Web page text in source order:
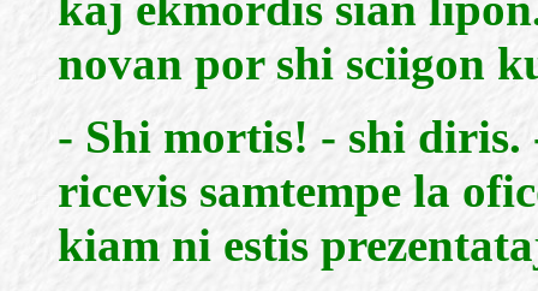
novan por shi sciigon
- Shi mortis! - shi
ricevis samtempe la
kiam ni estis